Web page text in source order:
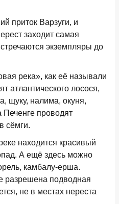
приток Варзуги, и
заходит самая
экземпляры до
река», как её называли
атлантического лосося,
щуку, налима, окуня,
Печенге проводят
сёмги.
находится красивый
А ещё здесь можно
камбалу-ерша.
разрешена подводная
не в местах нереста